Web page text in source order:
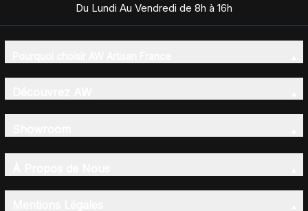
Du Lundi Au Vendredi de 8h à 16h